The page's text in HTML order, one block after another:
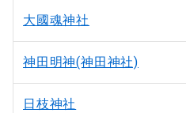
大國魂神社
神田明神(神田神社)
日枝神社